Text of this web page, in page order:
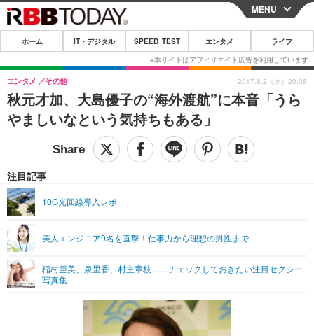
CLOSE
ホーム
IT・デジタル
IT・デジタルTOP スマートフォン
ネタ
ショッピング その他
SPEED TEST
エンタメTOP 映画・ドラマ
グラビア ブログ
ショッピング その他
ライフTOP
リリース一覧
プッシュ通知の停止方法
MENU
ホーム IT・デジタル SPEED TEST エンタメ ライフ
秋元才加、大島優子の“海外渡航”に本音「うら
やましいなという気持ちもある」
エンタメ その他
注目記事
10G光回線導入レポ
美人エンジニア9名を直撃！仕事力から理想の男性まで
稲村亜美、泉里香、村主章枝……チェックしておきたい注目セクシー
写真集
2017.8.2（水）20:08